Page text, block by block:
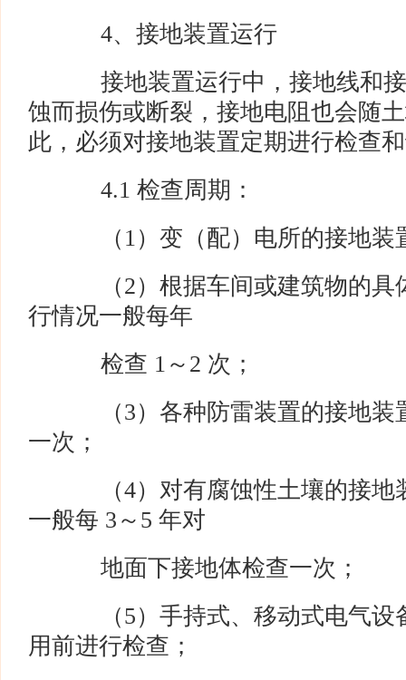
4、接地装置运行
接地装置运行中，接地线和接
蚀而损伤或断裂，接地电阻也会随
此，必须对接地装置定期进行检查
4.1 检查周期：
（1）变（配）电所的接地装
（2）根据车间或建筑物的具
行情况一般每年
检查 1～2 次；
（3）各种防雷装置的接地装
一次；
（4）对有腐蚀性土壤的接地
一般每 3～5 年对
地面下接地体检查一次；
（5）手持式、移动式电气设
用前进行检查；